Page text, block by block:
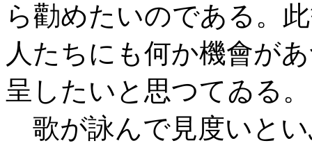
ら勸めたいのである。
人たちにも何か機會が
呈したいと思つてゐる。
歌が詠んで見度いと